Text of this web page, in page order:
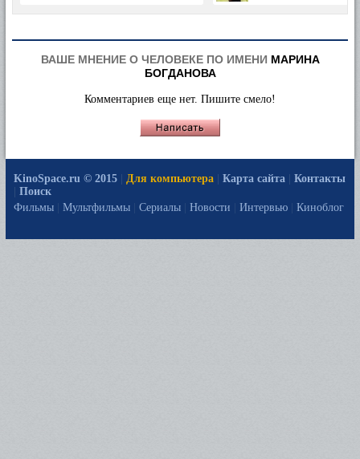
ВАШЕ МНЕНИЕ О ЧЕЛОВЕКЕ ПО ИМЕНИ МАРИНА
БОГДАНОВА
Комментариев еще нет. Пишите смело!
KinoSpace.ru © 2015 Для компьютера Карта сайта
Контакты
Поиск
Фильмы
Мультфильмы Сериалы Новости Интервью Киноблог